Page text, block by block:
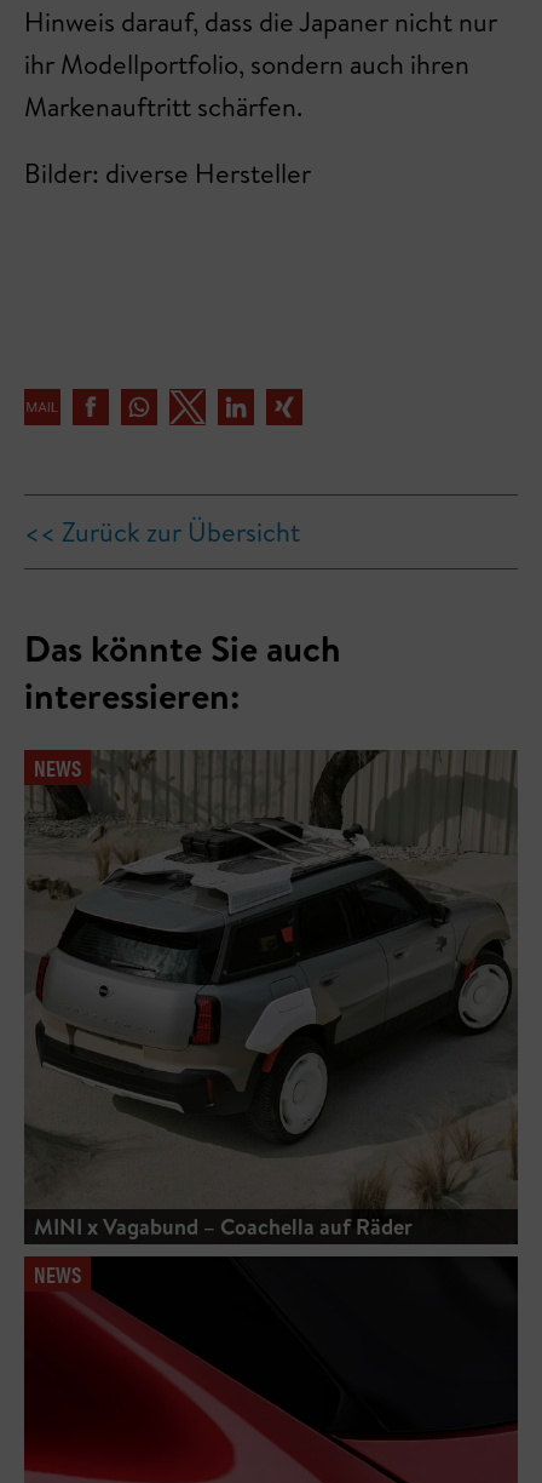
Hinweis darauf, dass die Japaner nicht nur
ihr Modellportfolio, sondern auch ihren
Markenauftritt schärfen.
Bilder: diverse Hersteller
<< Zurück zur Übersicht
Das könnte Sie auch
interessieren:
NEWS
MINI x Vagabund – Coachella auf Räder
NEWS